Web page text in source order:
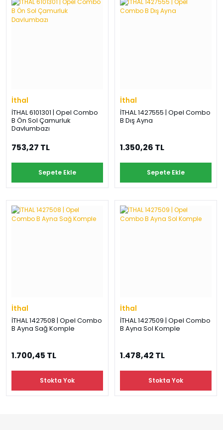
Beni
OCP
K
›
Ş
›
A
›
İthal
İTHAL 6101301 | Opel Combo
B Ön Sol Çamurluk
Davlumbazı
753,27 TL
Sepete Ekle
İthal
İTHAL 1427555 | Opel Combo
B Dış Ayna
1.350,26 TL
Sepete Ekle
İthal
İTHAL 1427508 | Opel Combo
B Ayna Sağ Komple
1.700,45 TL
Stokta Yok
İthal
İTHAL 1427509 | Opel Combo
B Ayna Sol Komple
1.478,42 TL
Stokta Yok